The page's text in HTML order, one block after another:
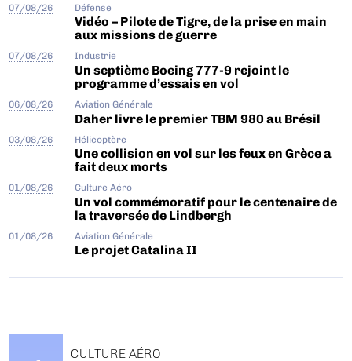
07/08/26 Défense
Vidéo – Pilote de Tigre, de la prise en main
aux missions de guerre
07/08/26 Industrie
Un septième Boeing 777-9 rejoint le
programme d’essais en vol
06/08/26 Aviation Générale
Daher livre le premier TBM 980 au Brésil
03/08/26 Hélicoptère
Une collision en vol sur les feux en Grèce a
fait deux morts
01/08/26 Culture Aéro
Un vol commémoratif pour le centenaire de
la traversée de Lindbergh
01/08/26 Aviation Générale
Le projet Catalina II
CULTURE AÉRO